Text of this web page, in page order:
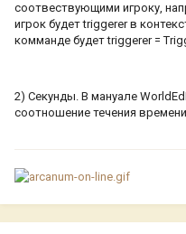
соотвествующими игроку,
игрок будет triggerer в
комманде будет triggerer =
2) Секунды. В мануале
соотношение течения